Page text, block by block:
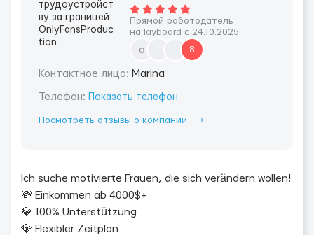
Прямой работодатель
на layboard с 24.10.2025
o 8
Контактное лицо: Marina
Телефон: Показать телефон
Посмотреть отзывы о компании ⟶
Ich suche motivierte Frauen, die sich verändern wollen!
💸 Einkommen ab 4000$+
💎 100% Unterstützung
💎 Flexibler Zeitplan